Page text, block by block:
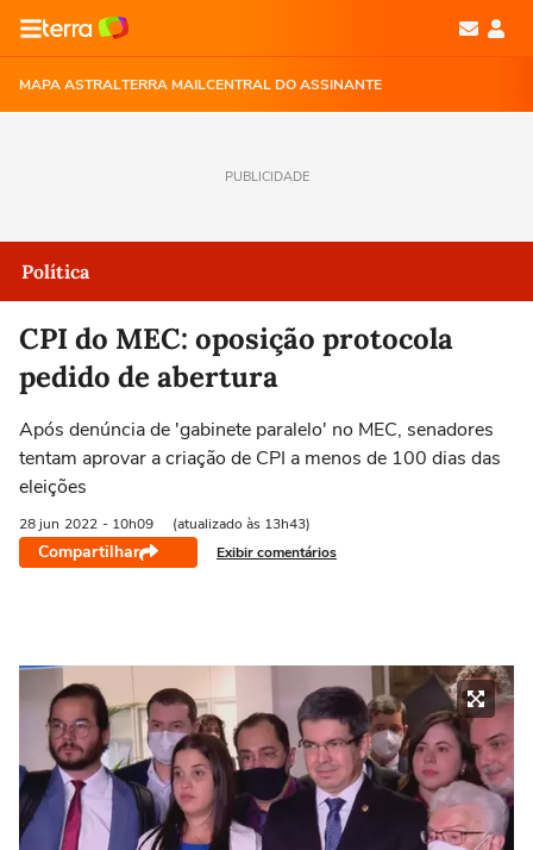
MAPA ASTRALTERRA MAILCENTRAL DO ASSINANTE
PUBLICIDADE
Política
CPI do MEC: oposição protocola
pedido de abertura
Após denúncia de 'gabinete paralelo' no MEC, senadores
tentam aprovar a criação de CPI a menos de 100 dias das
eleições
28 jun 2022 - 10h09 (atualizado às 13h43)
Compartilhar Exibir comentários